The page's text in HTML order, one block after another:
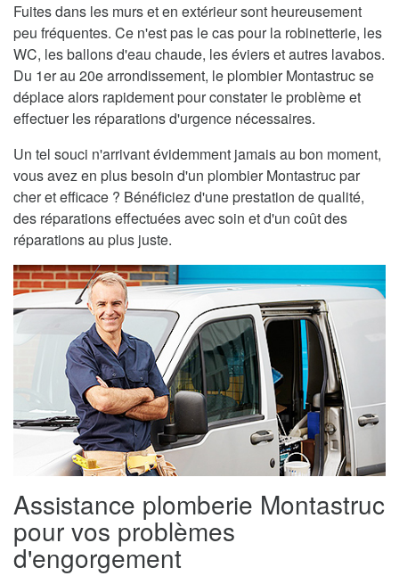
Fuites dans les murs et en extérieur sont heureusement
peu fréquentes. Ce n'est pas le cas pour la robinetterie, les
WC, les ballons d'eau chaude, les éviers et autres lavabos.
Du 1er au 20e arrondissement, le plombier Montastruc se
déplace alors rapidement pour constater le problème et
effectuer les réparations d'urgence nécessaires.
Un tel souci n'arrivant évidemment jamais au bon moment,
vous avez en plus besoin d'un plombier Montastruc par
cher et efficace ? Bénéficiez d'une prestation de qualité,
des réparations effectuées avec soin et d'un coût des
réparations au plus juste.
Assistance plomberie Montastruc
pour vos problèmes
d'engorgement